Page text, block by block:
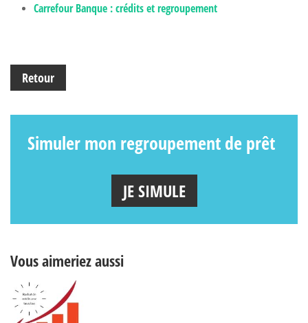
Carrefour Banque : crédits et regroupement
Retour
Simuler mon regroupement de prêt
JE SIMULE
Vous aimeriez aussi